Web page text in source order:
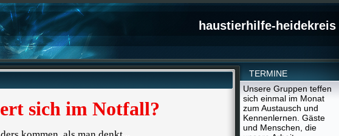
haustierhilfe-heidekreis
sich im Notfall?
TERMINE
Unsere Gruppen teffen
sich einmal im Monat
zum Austausch und
Kennenlernen. Gäste
und Menschen, die